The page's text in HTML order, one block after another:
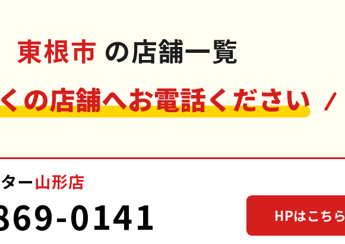
東根市 の店舗一覧
の店舗へお電話ください
ー山形店
0141 HPはこちら